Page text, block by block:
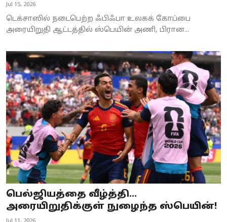
Jul 15, 2026
டெக்சாஸில் நடைபெற்ற ஃபிஃபா உலகக் கோப்பை
அரையிறுதி ஆட்டத்தில் ஸ்பெயின் அணி, பிரான...
பெல்ஜியத்தை வீழ்த்தி...
அரையிறுதிக்குள் நுழைந்த ஸ்பெயின்!